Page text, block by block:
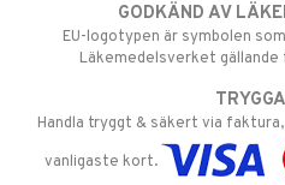
GODKÄND AV
EU-logotypen är symbolen
Läkemedelsverket gällande
Handla tryggt & säkert via
vanligaste kort.